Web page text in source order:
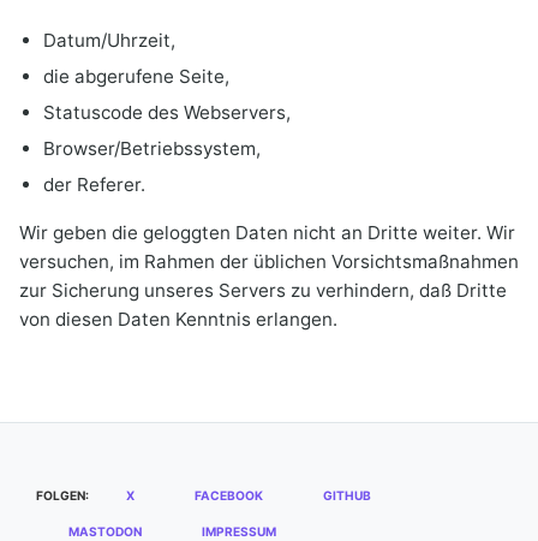
Datum/Uhrzeit,
die abgerufene Seite,
Statuscode des Webservers,
Browser/Betriebssystem,
der Referer.
Wir geben die geloggten Daten nicht an Dritte weiter. Wir
versuchen, im Rahmen der üblichen Vorsichtsmaßnahmen
zur Sicherung unseres Servers zu verhindern, daß Dritte
von diesen Daten Kenntnis erlangen.
FOLGEN: X FACEBOOK GITHUB
MASTODON IMPRESSUM